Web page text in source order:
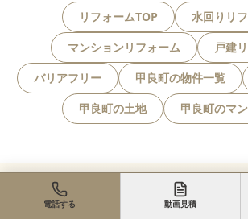
リフォームTOP
水回りリ
マンションリフォーム
戸建
バリアフリー
甲良町の物件一覧
甲良町の土地
甲良町のマ
電話する 動画見積